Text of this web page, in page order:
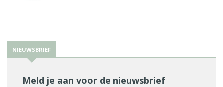
NIEUWSBRIEF
Meld je aan voor de nieuwsbrief